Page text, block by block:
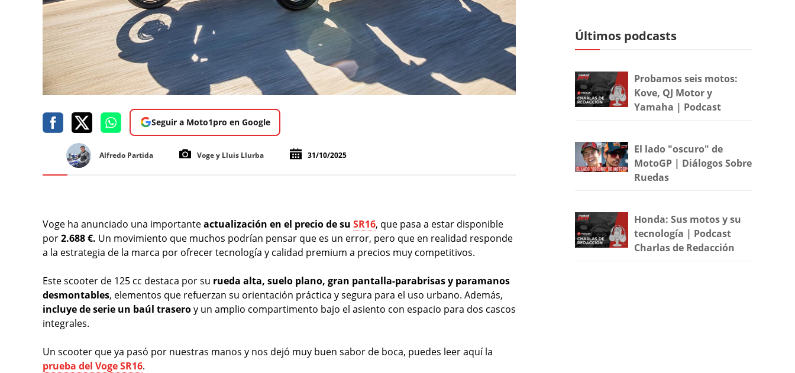
Seguir a Moto1pro en Google
Alfredo Partida Voge y Lluis Llurba 31/10/2025
Voge ha anunciado una importanteactualización en el precio de su SR16, que pasa a estar disponible
por2.688 €. Un movimiento que muchos podrían pensar que es un error, pero que en realidad responde
a la estrategia de la marca por ofrecer tecnología y calidad premium a precios muy competitivos.
Este scooter de 125 cc destaca por su rueda alta, suelo plano, gran pantalla-parabrisas y paramanos
desmontables, elementos que refuerzan su orientación práctica y segura para el uso urbano. Además,
incluye de serie un baúl traseroy un amplio compartimento bajo el asiento con espacio para dos cascos
integrales.
Un scooter que ya pasó por nuestras manos y nos dejó muy buen sabor de boca, puedes leer aquí la
prueba del Voge SR16.
Últimos podcasts
Probamos seis motos:
Kove, QJ Motor y
Yamaha | Podcast
El lado "oscuro" de
MotoGP | Diálogos Sobre
Ruedas
Honda: Sus motos y su
tecnología | Podcast
Charlas de Redacción